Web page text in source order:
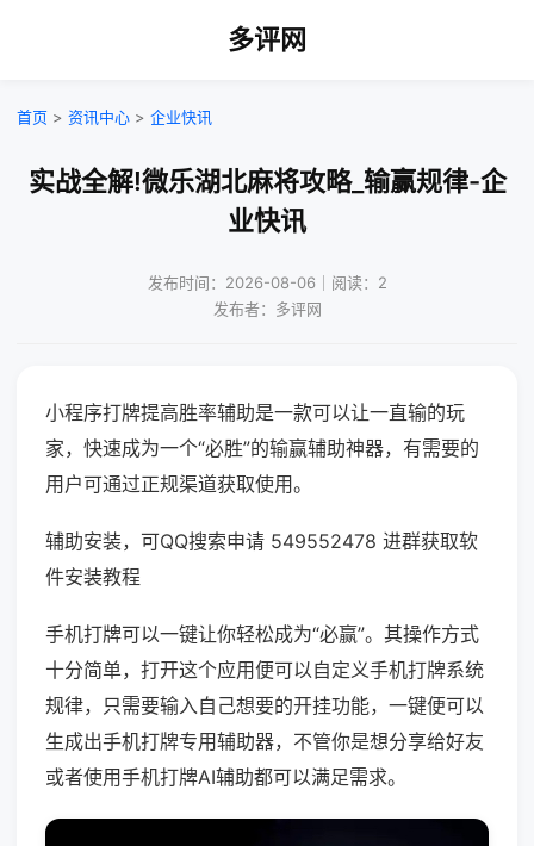
多评网
首页 > 资讯中心 > 企业快讯
实战全解!微乐湖北麻将攻略_输赢规律-企
业快讯
发布时间：2026-08-06｜阅读：2
发布者：多评网
小程序打牌提高胜率辅助是一款可以让一直输的玩
家，快速成为一个“必胜”的输赢辅助神器，有需要的
用户可通过正规渠道获取使用。
辅助安装，可QQ搜索申请 549552478 进群获取软
件安装教程
手机打牌可以一键让你轻松成为“必赢”。其操作方式
十分简单，打开这个应用便可以自定义手机打牌系统
规律，只需要输入自己想要的开挂功能，一键便可以
生成出手机打牌专用辅助器，不管你是想分享给好友
或者使用手机打牌AI辅助都可以满足需求。